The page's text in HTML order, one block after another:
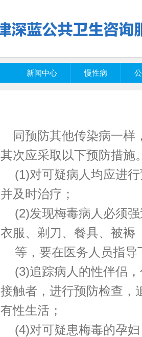
新闻中心 慢性病
同预防其他传染病一
其次应采取以下预防措施
(1)对可疑病人均应进行
并及时治疗；
(2)发现梅毒病人必须强
衣服、剃刀、餐具、被褥
等，要在医务人员指导
(3)追踪病人的性伴侣，
接触者，进行预防检查，
有性生活；
(4)对可疑患梅毒的孕妇